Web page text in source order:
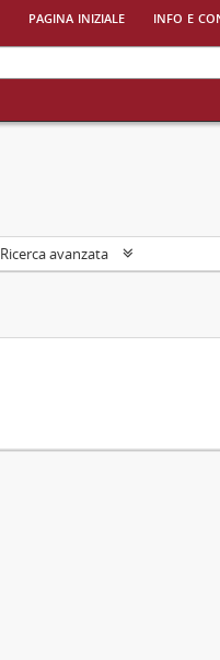
pagina iniziale info e
Ricerca avanzata